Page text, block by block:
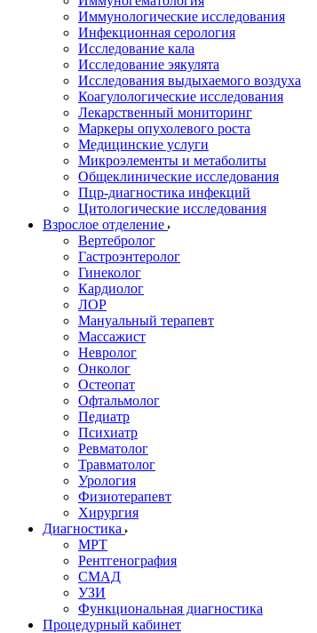
Иммунологические исследования
Инфекционная серология
Исследование кала
Исследование эякулята
Исследования выдыхаемого воздуха
Коагулологические исследования
Лекарственный мониторинг
Маркеры опухолевого роста
Медицинские услуги
Микроэлементы и метаболиты
Общеклинические исследования
Пцр-диагностика инфекций
Цитологические исследования
Взрослое отделение
Вертебролог
Гастроэнтеролог
Гинеколог
Кардиолог
ЛОР
Мануальный терапевт
Массажист
Невролог
Онколог
Остеопат
Офтальмолог
Педиатр
Психиатр
Ревматолог
Травматолог
Урология
Физиотерапевт
Хирургия
Диагностика
МРТ
Рентгенография
СМАД
УЗИ
Функциональная диагностика
Процедурный кабинет